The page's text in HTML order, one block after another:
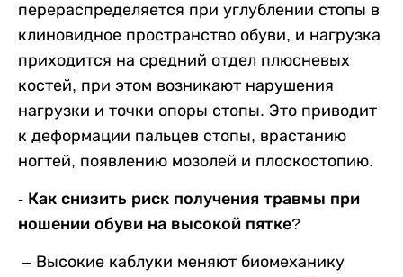
перераспределяется при углублении стопы в
клиновидное пространство обуви, и нагрузка
приходится на средний отдел плюсневых
костей, при этом возникают нарушения
нагрузки и точки опоры стопы. Это приводит
к деформации пальцев стопы, врастанию
ногтей, появлению мозолей и плоскостопию.
- Как снизить риск получения травмы при
ношении обуви на высокой пятке?
– Высокие каблуки меняют биомеханику